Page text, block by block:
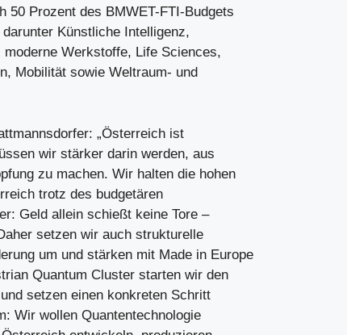
50 Prozent des BMWET-FTI-Budgets
Künstliche Intelligenz,
Werkstoffe, Life Sciences,
Mobilität sowie Weltraum- und
„Österreich ist
wir stärker darin werden, aus
zu machen. Wir halten die hohen
trotz des budgetären
Geld allein schießt keine Tore –
setzen wir auch strukturelle
um und stärken mit Made in Europe
Quantum Cluster starten wir den
setzen einen konkreten Schritt
Wir wollen Quantentechnologie